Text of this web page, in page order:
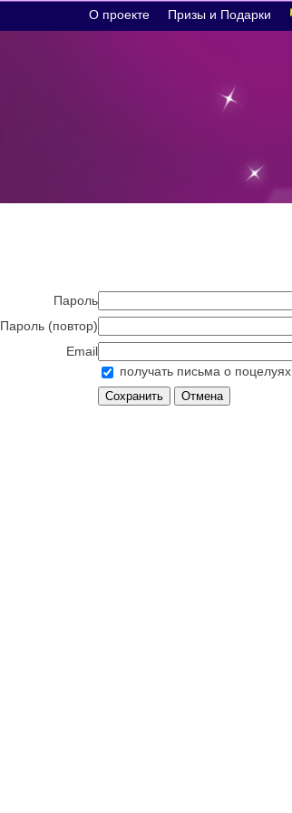
О проекте Призы и Подарки
Пароль
Пароль (повтор)
Email
получать письма о поцелуях